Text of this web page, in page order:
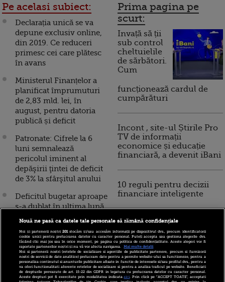
Pe acelasi subiect:
Declarația unică se va
depune exclusiv online,
din 2019. Ce reduceri
primesc cei care plătesc
în avans
Ministerul Finanțelor a
planificat împrumuturi
de 2,83 mld. lei, în
august, pentru datoria
publică și deficit
Patronate: Cifrele la 6
luni semnalează
pericolul iminent al
depăşirii ţintei de deficit
de 3% la sfârşitul anului
Deficitul bugetar aproape
s-a dublat în ultima lună
de anul trecut. Celtuielile
de personal au crescut cu
peste 24%, după
majorarea salariilor
bugetarilor
Prima pagina pe
scurt:
Invață să ții
sub control
cheltuielile
de sărbători.
Cum
funcționează cardul de
cumpărături
Incont , site-ul Știrile Pro
TV de informații
economice și educație
financiară, a devenit iBani
10 reguli pentru decizii
financiare inteligente
Nouă ne pasă ca datele tale personale să rămână confidențiale
Noi și partenerii noștri201stocăm și/sau accesăm informații pe dispozitivul dvs., precum identificatorii
cookie unici pentru prelucrarea datelor cu caracter personal. Puteți accepta sau gestiona alegerile dvs.
făcând clic mai jos sau în orice moment, pe pagina cu politica de confidențialitate. Aceste alegeri vor fi
raportate partenerilor noștri și nu vă vor afecta navigarea.
Mai multe detalii
Noi si partenerii nostri (retelele de socializare si agentiile de publicitate partenere, precum si furnizorii
nostri de servicii de date analitice) prelucram date pentru a permite website-ului sa functioneze, pentru a
personaliza continutul si anunturile publicitare afisate in functie de interesele si/sau profilul dvs., pentru a
va oferi functionalitati aferente retelelor de socializare si pentru a analiza traficul pe website. Beneficiati
de drepturile prevazute de art. 15-22 din GDPR in legatura cu prelucrarea datelor cu caracter personal.
Aceste drepturi pot fi exercitate prin modalitatea indicataaici. Prin click pe “ACCEPT TOATE”, acceptati